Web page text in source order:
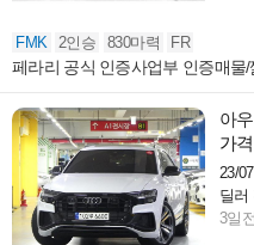
FMK 2인승 830마력 FR
페라리 공식 인증사업부 인증매물
아
가
23/07
딜러
3일전